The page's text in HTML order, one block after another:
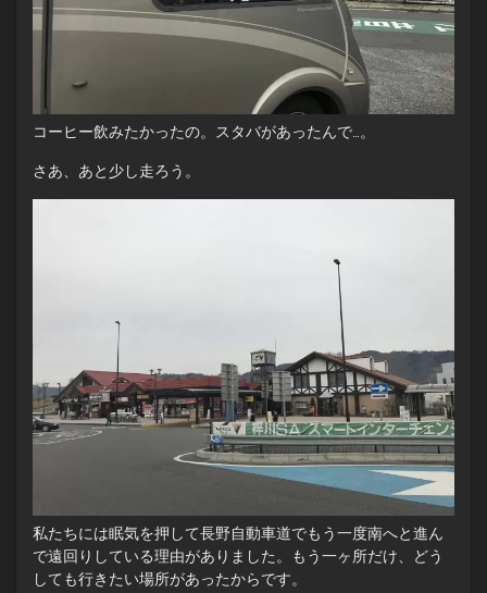
コーヒー飲みたかったの。スタバがあったんで…。
さあ、あと少し走ろう。
私たちには眠気を押して長野自動車道でもう一度南へと進ん
で遠回りしている理由がありました。もう一ヶ所だけ、どう
しても行きたい場所があったからです。